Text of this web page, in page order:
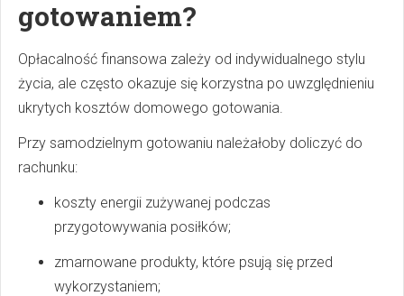
gotowaniem?
Opłacalność finansowa zależy od indywidualnego stylu
życia, ale często okazuje się korzystna po uwzględnieniu
ukrytych kosztów domowego gotowania.
Przy samodzielnym gotowaniu należałoby doliczyć do
rachunku:
koszty energii zużywanej podczas
przygotowywania posiłków;
zmarnowane produkty, które psują się przed
wykorzystaniem;